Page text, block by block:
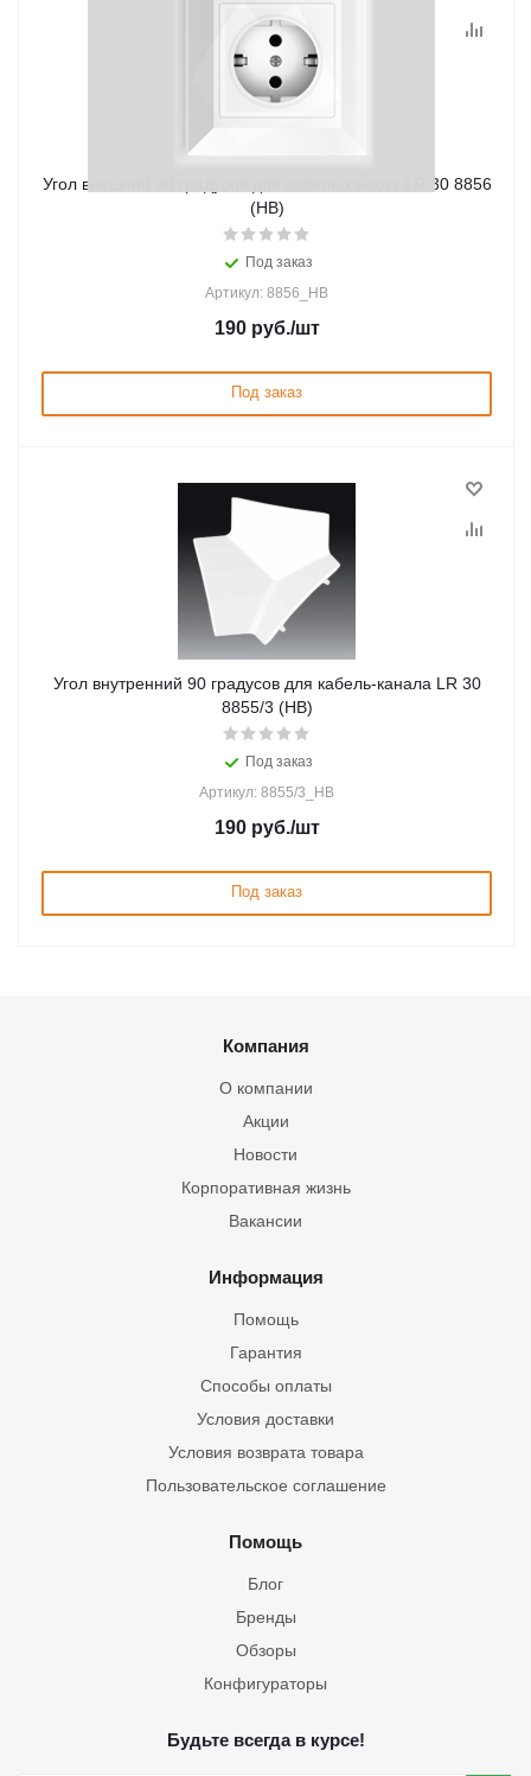
Угол внешний 90 градусов для кабель-канала LR 30 8856
(HB)
Под заказ
Артикул: 8856_HB
190руб./шт
Под заказ
Угол внутренний 90 градусов для кабель-канала LR 30
8855/3 (HB)
Под заказ
Артикул: 8855/3_HB
190руб./шт
Под заказ
Компания
О компании
Акции
Новости
Корпоративная жизнь
Вакансии
Информация
Помощь
Гарантия
Способы оплаты
Условия доставки
Условия возврата товара
Пользовательское соглашение
Помощь
Блог
Бренды
Обзоры
Конфигураторы
Будьте всегда в курсе!